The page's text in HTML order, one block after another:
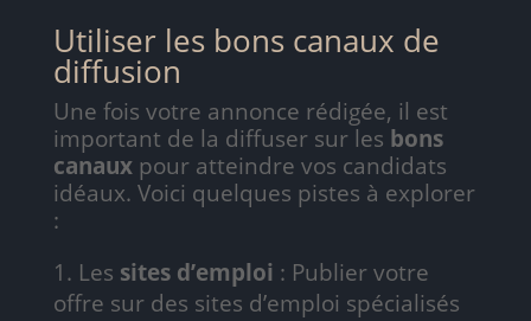
Utiliser les bons canaux de
diffusion
Une fois votre annonce rédigée, il est
important de la diffuser sur les bons
canauxpour atteindre vos candidats
idéaux. Voici quelques pistes à explorer
:
Les sites d’emploi : Publier votre
offre sur des sites d’emploi spécialisés